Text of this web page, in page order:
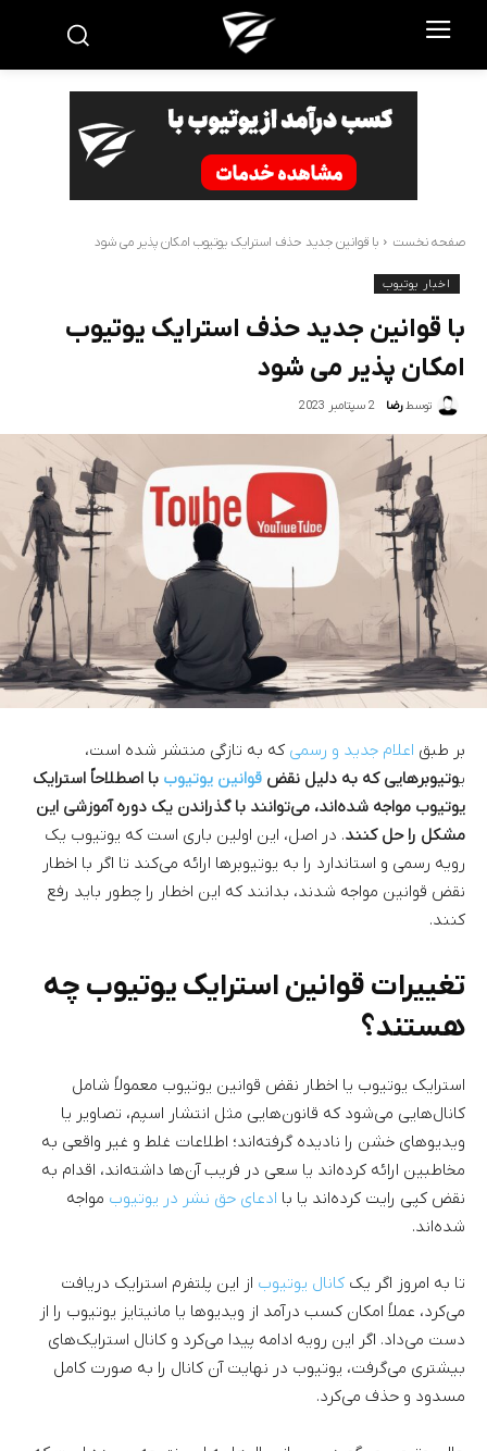
صفحه نخست با قوانین جدید حذف استرایک یوتیوب امکان پذیر می شود
اخبار یوتیوب
با قوانین جدید حذف استرایک یوتیوب
امکان پذیر می شود
توسط رضا 2 سپتامبر 2023
بر طبق اعلام جدید و رسمی که به تازگی منتشر شده است،
یوتیوبرهایی که به دلیل نقض قوانین یوتیوب با اصطلاحاً‌ استرایک
یوتیوب مواجه شده‌اند، می‌توانند با گذراندن یک دوره آموزشی این
مشکل را حل کنند. در اصل، این اولین باری است که یوتیوب یک
رویه رسمی و استاندارد را به یوتیوبرها ارائه می‌کند تا اگر با اخطار
نقض قوانین مواجه شدند، بدانند که این اخطار را چطور باید رفع
کنند.
تغییرات قوانین استرایک یوتیوب چه
هستند؟
استرایک یوتیوب یا اخطار نقض قوانین یوتیوب معمولاً شامل
کانال‌هایی می‌شود که قانون‌‌هایی مثل انتشار اسپم، تصاویر یا
ویدیوهای خشن را نادیده گرفته‌اند؛ اطلاعات غلط و غیر واقعی به
مخاطبین ارائه کرده‌اند یا سعی در فریب آن‌ها داشته‌اند، اقدام به
نقض کپی رایت کرده‌اند یا با ادعای حق نشر در یوتیوب مواجه
شده‌اند.
تا به امروز اگر یک کانال یوتیوب از این پلتفرم استرایک دریافت
می‌کرد، عملاً امکان کسب درآمد از ویدیوها یا مانیتایز یوتیوب را از
دست می‌داد. اگر این رویه ادامه پیدا می‌کرد و کانال استرایک‌های
بیشتری می‌گرفت، یوتیوب در نهایت آن کانال را به صورت کامل
مسدود و حذف می‌کرد.